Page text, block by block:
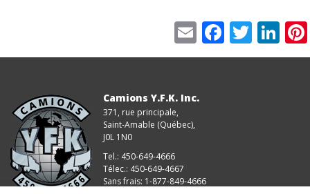
Email
Camions Y.F.K. Inc.
371, rue principale,
Saint-Amable (Québec),
J0L 1N0
Tel.: 450-649-4666
Télec.: 450-649-4667
Sans frais: 1-877-849-4666